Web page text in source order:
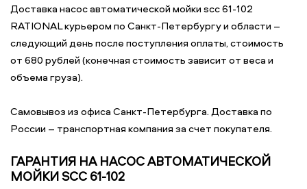
Доставка насос автоматической мойки scc 61-102
RATIONAL курьером по Санкт-Петербургу и области –
следующий день после поступления оплаты, стоимость
от 680 рублей (конечная стоимость зависит от веса и
объема груза).
Самовывоз из офиса Санкт-Петербурга. Доставка по
России – транспортная компания за счет покупателя.
ГАРАНТИЯ НА НАСОС АВТОМАТИЧЕСКОЙ
МОЙКИ SCC 61-102